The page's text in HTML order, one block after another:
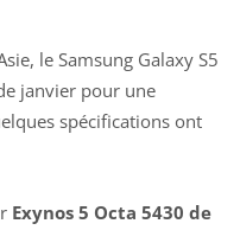
le Samsung Galaxy S5
janvier pour une
spécifications ont
Exynos 5 Octa 5430 de